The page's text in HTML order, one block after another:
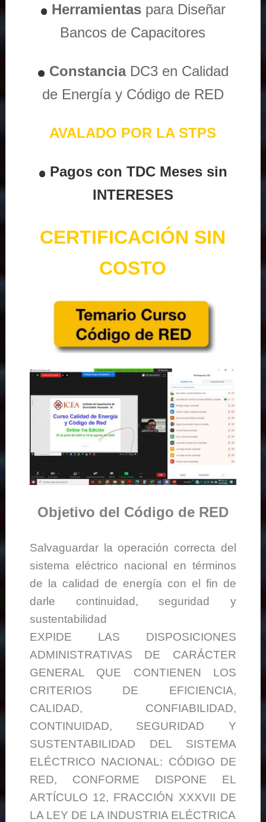
Herramientas para Diseñar
Bancos de Capacitores
ConstanciaDC3 en Calidad
de Energía y Código de RED
AVALADO POR LA STPS
Pagos con TDC Meses sin
INTERESES
CERTIFICACIÓN SIN
COSTO
Objetivo del Código de RED
Salvaguardar la operación correcta del
sistema eléctrico nacional en términos
de la calidad de energía con el fin de
darle continuidad, seguridad y
sustentabilidad
EXPIDE LAS DISPOSICIONES
ADMINISTRATIVAS DE CARÁCTER
GENERAL QUE CONTIENEN LOS
CRITERIOS DE EFICIENCIA,
CALIDAD, CONFIABILIDAD,
CONTINUIDAD, SEGURIDAD Y
SUSTENTABILIDAD DEL SISTEMA
ELÉCTRICO NACIONAL: CÓDIGO DE
RED, CONFORME DISPONE EL
ARTÍCULO 12, FRACCIÓN XXXVII DE
LA LEY DE LA INDUSTRIA ELÉCTRICA